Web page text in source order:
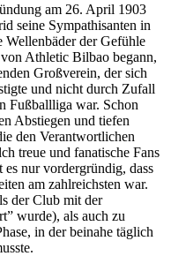
am 26. April 1903
seine Sympathisanten in
Wellenbäder der Gefühle
Athletic Bilbao begann,
Großverein, der sich
und nicht durch Zufall
Fußballliga war. Schon
Abstiegen und tiefen
den Verantwortlichen
treue und fanatische Fans
nur vordergründig, dass
am zahlreichsten war.
der Club mit der
wurde), als auch zu
in der beinahe täglich